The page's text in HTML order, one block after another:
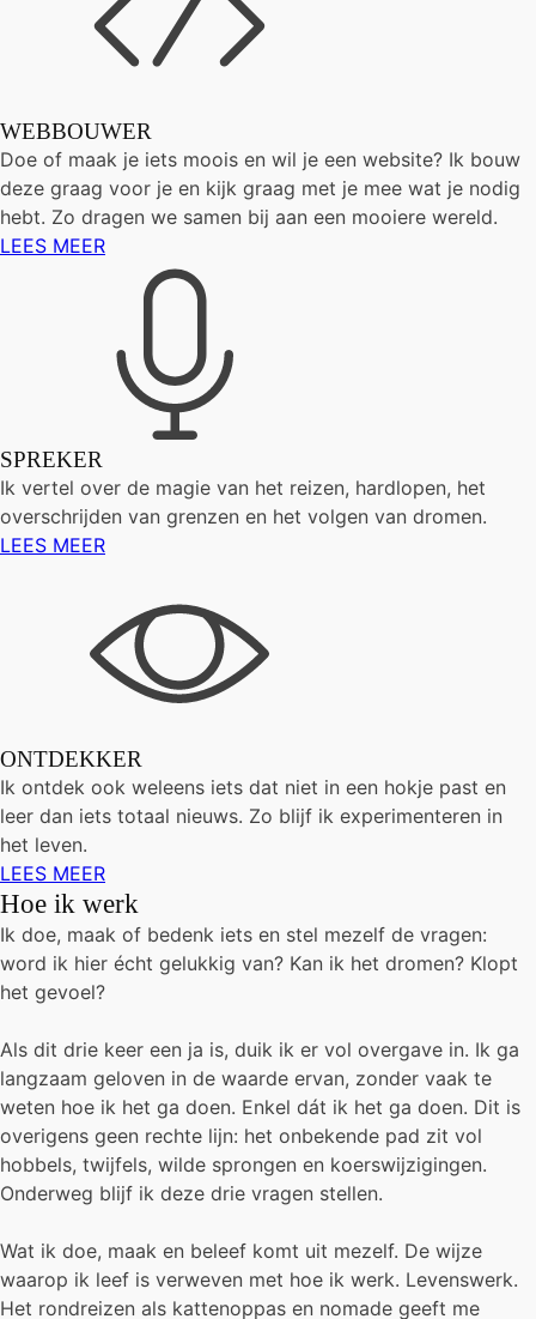
WEBBOUWER
Doe of maak je iets moois en wil je een website? Ik bouw
deze graag voor je en kijk graag met je mee wat je nodig
hebt. Zo dragen we samen bij aan een mooiere wereld.
LEES MEER
SPREKER
Ik vertel over de magie van het reizen, hardlopen, het
overschrijden van grenzen en het volgen van dromen.
LEES MEER
ONTDEKKER
Ik ontdek ook weleens iets dat niet in een hokje past en
leer dan iets totaal nieuws. Zo blijf ik experimenteren in
het leven.
LEES MEER
Hoe ik werk
Ik doe, maak of bedenk iets en stel mezelf de vragen:
word ik hier écht gelukkig van? Kan ik het dromen? Klopt
het gevoel?
Als dit drie keer een ja is, duik ik er vol overgave in. Ik ga
langzaam geloven in de waarde ervan, zonder vaak te
weten hoe ik het ga doen. Enkel dát ik het ga doen. Dit is
overigens geen rechte lijn: het onbekende pad zit vol
hobbels, twijfels, wilde sprongen en koerswijzigingen.
Onderweg blijf ik deze drie vragen stellen.
Wat ik doe, maak en beleef komt uit mezelf. De wijze
waarop ik leef is verweven met hoe ik werk. Levenswerk.
Het rondreizen als kattenoppas en nomade geeft me